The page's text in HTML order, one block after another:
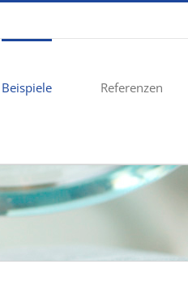
Beispiele Referenzen